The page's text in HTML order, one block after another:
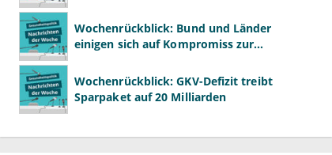
Wochenrückblick: Bund und Länder
einigen sich auf Kompromiss zur
Wochenrückblick: GKV-Defizit treibt
Sparpaket auf 20 Milliarden